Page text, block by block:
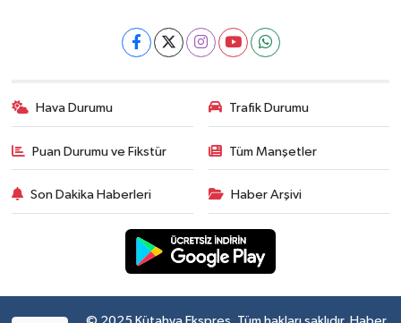
Hava Durumu Trafik Durumu
Puan Durumu ve Fikstür Tüm Manşetler
Son Dakika Haberleri Haber Arşivi